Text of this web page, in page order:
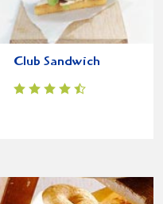
Club Sandwich